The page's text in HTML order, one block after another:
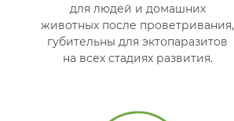
для людей и домашних
животных после проветривания,
губительны для эктопаразитов
на всех стадиях развития.